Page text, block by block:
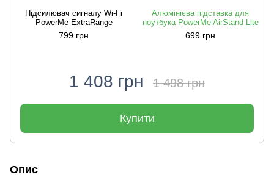
Підсилювач сигналу Wi-Fi
PowerMe ExtraRange
799 грн
Алюмінієва підставка для
ноутбука PowerMe AirStand Lite
699 грн
1 408 грн 1 498 грн
Купити
Опис